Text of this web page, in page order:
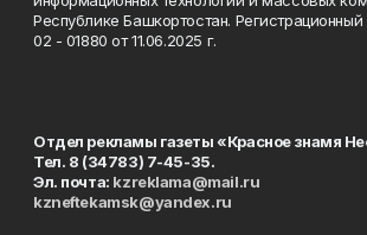
Республике Башкортостан.
02 - 01880 от 11.06.2025 г.
Отдел рекламы газеты «Красное знамя
Тел. 8 (34783) 7-45-35.
Эл. почта: kzreklama@mail.ru
kzneftekamsk@yandex.ru